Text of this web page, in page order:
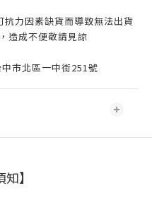
力因素缺貨而導致無法出貨
造成不便敬請見諒
市北區一中街251號
知】